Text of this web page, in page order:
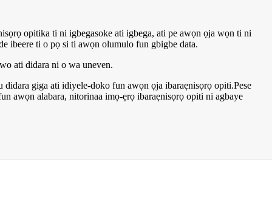
opitika ti ni igbegasoke ati igbega, ati pe awọn ọja wọn ti ni
ibeere ti o pọ si ti awọn olumulo fun gbigbe data.
ati didara ni o wa uneven.
giga ati idiyele-doko fun awọn ọja ibaraẹnisọrọ opiti.Pese
awọn alabara, nitorinaa imọ-ẹrọ ibaraẹnisọrọ opiti ni agbaye